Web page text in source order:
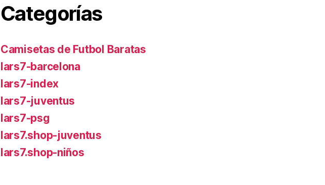
Categorías
Camisetas de Futbol Baratas
lars7-barcelona
lars7-index
lars7-juventus
lars7-psg
lars7.shop-juventus
lars7.shop-niños